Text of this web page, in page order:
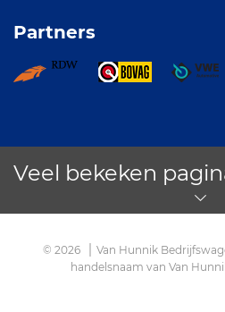
Partners
Veel bekeken
© 2026
Van Hunnik
handelsnaam van Van